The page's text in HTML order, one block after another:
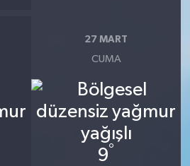
27 MART
CUMA
9°